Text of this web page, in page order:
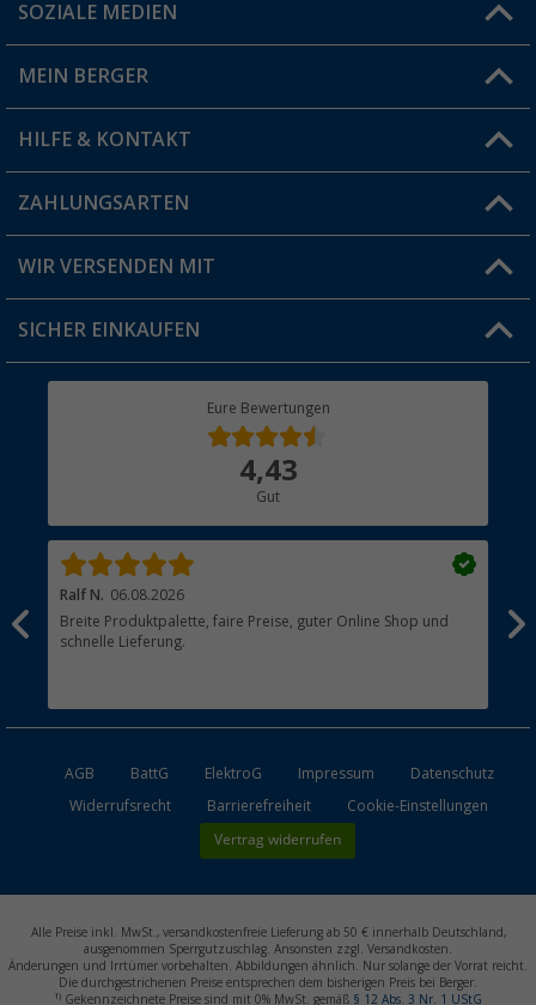
Du hast eine Frage?
Filiale finden
SOZIALE MEDIEN
MEIN BERGER
Vorteilskarte
Blog
Jobs & Karriere
HILFE & KONTAKT
FAQ & Kontakt
Versandinformationen
Rücksendung
ZAHLUNGSARTEN
WIR VERSENDEN MIT
SICHER EINKAUFEN
Eure Bewertungen
4,43
Gut
Ralf N. 06.08.2026
Breite Produktpalette, faire Preise, guter Online Shop und
schnelle Lieferung.
?
AGB BattG ElektroG Impressum
Datenschutz
Widerrufsrecht
Barrierefreiheit Cookie-Einstellungen
Vertrag widerrufen
Alle Preise inkl. MwSt., versandkostenfreie Lieferung ab 50 € innerhalb Deutschland,
ausgenommen Sperrgutzuschlag. Ansonsten zzgl. Versandkosten.
Änderungen und Irrtümer vorbehalten. Abbildungen ähnlich. Nur solange der Vorrat reicht.
Die durchgestrichenen Preise entsprechen dem bisherigen Preis bei Berger.
1) Gekennzeichnete Preise sind mit 0% MwSt. gemäß § 12 Abs. 3 Nr. 1 UStG